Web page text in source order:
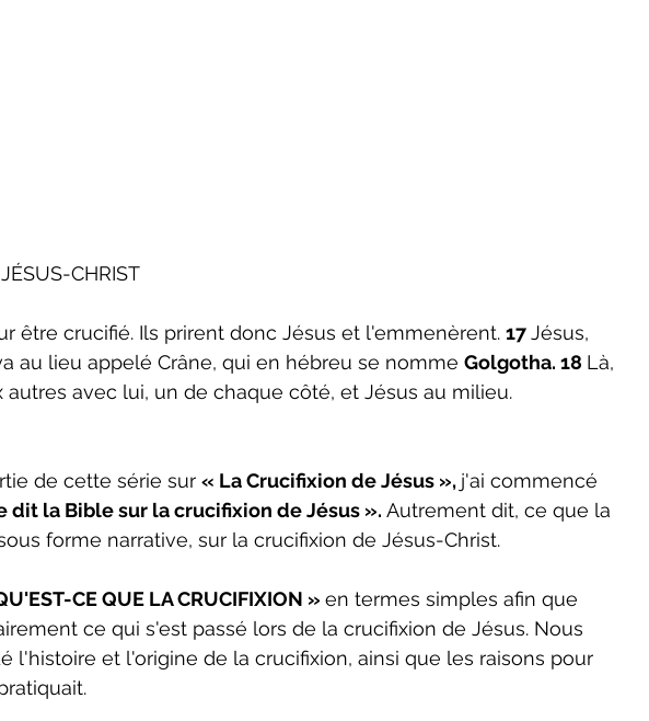
CHRIST
être crucifié. Ils prirent donc Jésus et l'emmenèrent. 17 Jésus,
au lieu appelé Crâne, qui en hébreu se nomme Golgotha. 18 Là,
autres avec lui, un de chaque côté, et Jésus au milieu.
de cette série sur « La Crucifixion de Jésus », j'ai commencé
dit la Bible sur la crucifixion de Jésus ». Autrement dit, ce que la
forme narrative, sur la crucifixion de Jésus-Christ.
CE QUE LA CRUCIFIXION » en termes simples afin que
ce qui s'est passé lors de la crucifixion de Jésus. Nous
l'histoire et l'origine de la crucifixion, ainsi que les raisons pour